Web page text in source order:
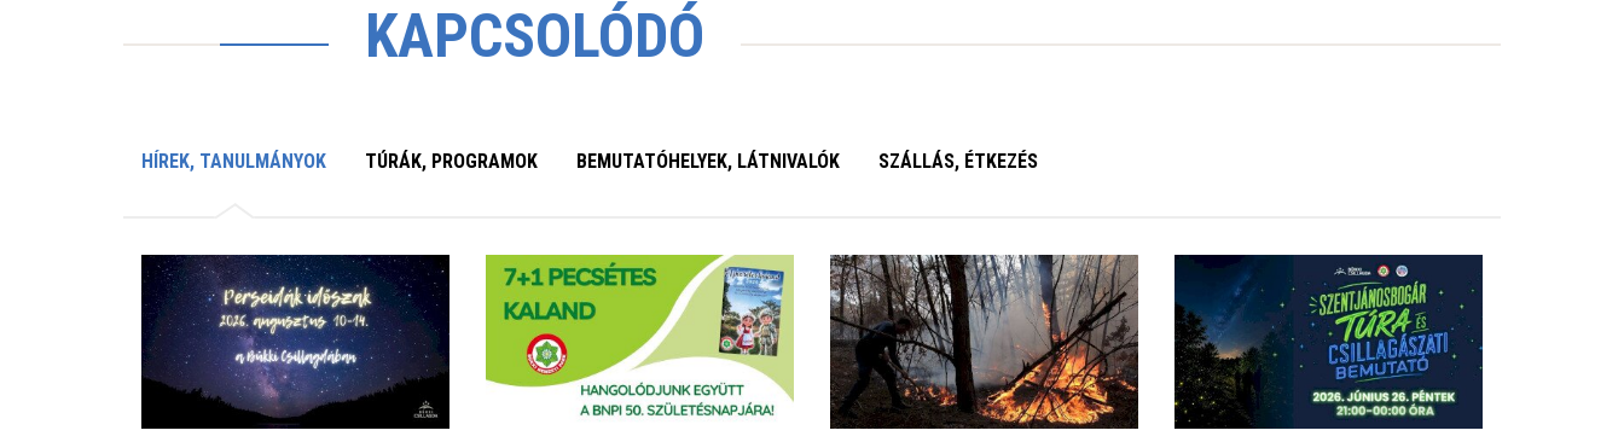
KAPCSOLÓDÓ
HÍREK, TANULMÁNYOK TÚRÁK, PROGRAMOK BEMUTATÓHELYEK, LÁTNIVALÓK SZÁLLÁS, ÉTKEZÉS